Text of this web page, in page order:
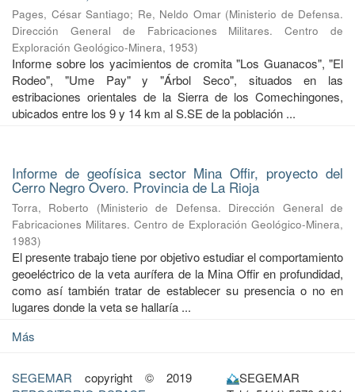
Pages, César Santiago; Re, Neldo Omar (Ministerio de Defensa.
Dirección General de Fabricaciones Militares. Centro de
Exploración Geológico-Minera, 1953)
Informe sobre los yacimientos de cromita "Los Guanacos", "El
Rodeo", "Ume Pay" y "Árbol Seco", situados en las
estribaciones orientales de la Sierra de los Comechingones,
ubicados entre los 9 y 14 km al S.SE de la población ...
Informe de geofísica sector Mina Offir, proyecto del
Cerro Negro Overo. Provincia de La Rioja
Torra, Roberto (Ministerio de Defensa. Dirección General de
Fabricaciones Militares. Centro de Exploración Geológico-Minera,
1983)
El presente trabajo tiene por objetivo estudiar el comportamiento
geoeléctrico de la veta aurífera de la Mina Offir en profundidad,
como así también tratar de establecer su presencia o no en
lugares donde la veta se hallaría ...
Más
SEGEMAR copyright © 2019
SEGEMAR